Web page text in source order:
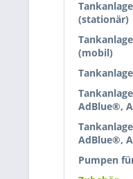
(stationär)
(mobil)
AdBlue®,
AdBlue®,
Pumpen